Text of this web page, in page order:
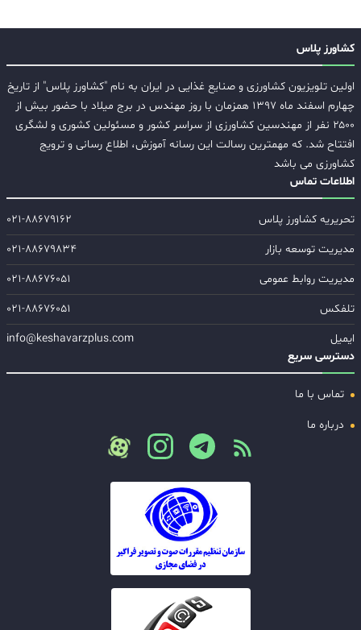
کشاورز پلاس
اولین تلویزیون کشاورزی و صنایع غذایی در ایران به نام "کشاورز پلاس" از تاریخ
چهارم اسفند ماه ۱۳۹۷ همزمان با روز مهندس در برج میلاد با حضور بیش از
۲۵۰۰ نفر از مهندسین کشاورزی از سراسر کشور و مسئولین کشوری و لشگری
افتتاح شد. که مهمترین رسالت این رسانه آموزش، اطلاع رسانی و ترویج
کشاورزی می باشد
اطلاعات تماس
تحریریه کشاورز پلاس
۰۲۱-۸۸۶۷۹۱۶۲
مدیریت توسعه بازار
۰۲۱-۸۸۶۷۹۸۳۴
مدیریت روابط عمومی
۰۲۱-۸۸۶۷۶۰۵۱
تلفکس
۰۲۱-۸۸۶۷۶۰۵۱
ایمیل
info@keshavarzplus.com
دسترسی سریع
تماس با ما
درباره ما